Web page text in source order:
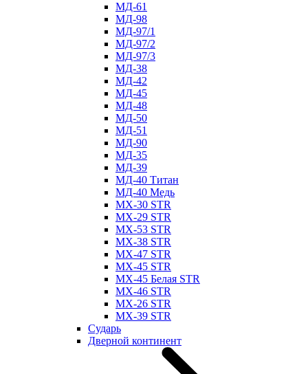
МД-61
МД-98
МД-97/1
МД-97/2
МД-97/3
МД-38
МД-42
МД-45
МД-48
МД-50
МД-51
МД-90
МД-35
МД-39
МД-40 Титан
МД-40 Медь
МХ-30 STR
МХ-29 STR
МХ-53 STR
МХ-38 STR
МХ-47 STR
МХ-45 STR
МХ-45 Белая STR
МХ-46 STR
МХ-26 STR
МХ-39 STR
Сударь
Дверной континент